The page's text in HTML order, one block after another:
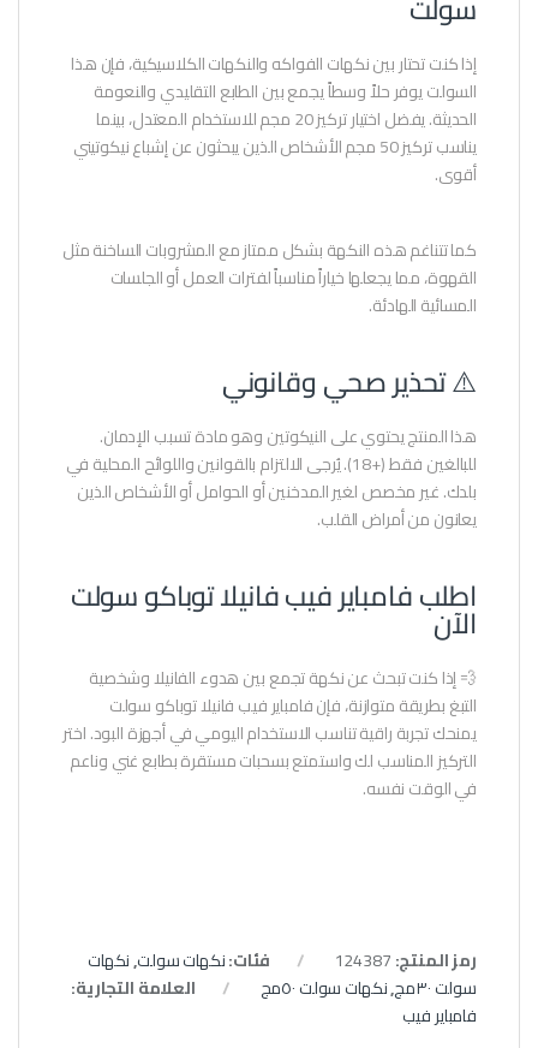
إذا كنت تحتار بين نكهات الفواكه والنكهات الكلاسيكية، فإن هذا
السولت يوفر حلاً وسطاً يجمع بين الطابع التقليدي والنعومة
الحديثة. يفضل اختيار تركيز 20 مجم للاستخدام المعتدل، بينما
يناسب تركيز 50 مجم الأشخاص الذين يبحثون عن إشباع نيكوتيني
أقوى.
كما تتناغم هذه النكهة بشكل ممتاز مع المشروبات الساخنة مثل
القهوة، مما يجعلها خياراً مناسباً لفترات العمل أو الجلسات
المسائية الهادئة.
⚠️ تحذير صحي وقانوني
هذا المنتج يحتوي على النيكوتين وهو مادة تسبب الإدمان.
للبالغين فقط (+18). يُرجى الالتزام بالقوانين واللوائح المحلية في
بلدك. غير مخصص لغير المدخنين أو الحوامل أو الأشخاص الذين
يعانون من أمراض القلب.
اطلب فامباير فيب فانيلا توباكو سولت
الآن
💨 إذا كنت تبحث عن نكهة تجمع بين هدوء الفانيلا وشخصية
التبغ بطريقة متوازنة، فإن فامباير فيب فانيلا توباكو سولت
يمنحك تجربة راقية تناسب الاستخدام اليومي في أجهزة البود. اختر
التركيز المناسب لك واستمتع بسحبات مستقرة بطابع غني وناعم
في الوقت نفسه.
رمز المنتج:124387 فئات:نكهات سولت,نكهات
سولت ٣٠مج
,نكهات سولت ٥٠مج
العلامة التجارية:
فامباير فيب